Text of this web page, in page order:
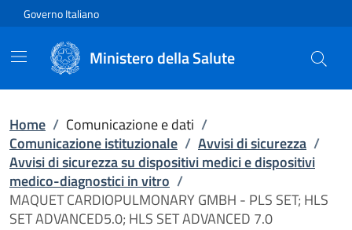
Vai direttamente al contenuto
Governo Italiano
Ministero della Salute
Home / Comunicazione e dati /
Comunicazione istituzionale / Avvisi di sicurezza /
Avvisi di sicurezza su dispositivi medici e dispositivi
medico-diagnostici in vitro /
MAQUET CARDIOPULMONARY GMBH - PLS SET; HLS
SET ADVANCED5.0; HLS SET ADVANCED 7.0